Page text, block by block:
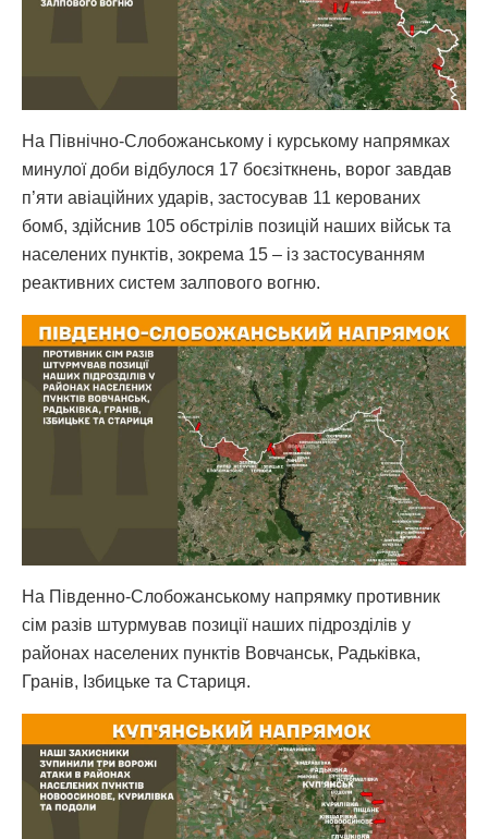
На Північно-Слобожанському і курському напрямках
минулої доби відбулося 17 боєзіткнень, ворог завдав
п’яти авіаційних ударів, застосував 11 керованих
бомб, здійснив 105 обстрілів позицій наших військ та
населених пунктів, зокрема 15 – із застосуванням
реактивних систем залпового вогню.
На Південно-Слобожанському напрямку противник
сім разів штурмував позиції наших підрозділів у
районах населених пунктів Вовчанськ, Радьківка,
Гранів, Ізбицьке та Стариця.